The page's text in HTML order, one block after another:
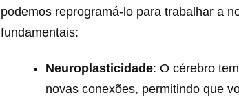
podemos reprogramá-lo para trabalhar a
fundamentais:
Neuroplasticidade: O cérebro
novas conexões, permitindo que